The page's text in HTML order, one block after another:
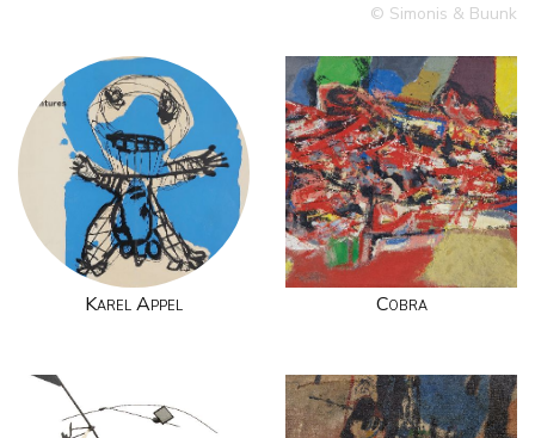
© Simonis & Buunk
Karel Appel Cobra